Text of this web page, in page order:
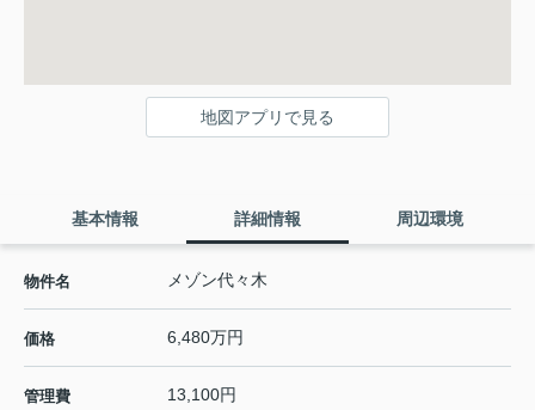
地図アプリで見る
基本情報 詳細情報 周辺環境
物件名 メゾン代々木
価格 6,480万円
管理費 13,100円